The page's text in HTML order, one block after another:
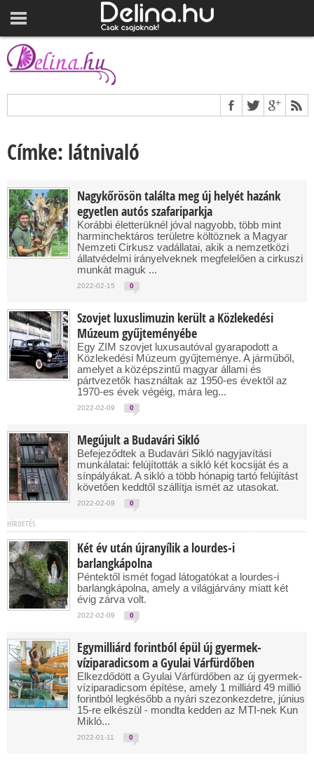
Címke: látnivaló
Nagykőrösön találta meg új helyét hazánk
egyetlen autós szafariparkja
Korábbi életterüknél jóval nagyobb, több mint
harminchektáros területre költöznek a Magyar
Nemzeti Cirkusz vadállatai, akik a nemzetközi
állatvédelmi irányelveknek megfelelően a cirkuszi
munkát maguk ...
2022-02-15 0
Szovjet luxuslimuzin került a Közlekedési
Múzeum gyűjteményébe
Egy ZIM szovjet luxusautóval gyarapodott a
Közlekedési Múzeum gyűjteménye. A járműből,
amelyet a középszintű magyar állami és
pártvezetők használtak az 1950-es évektől az
1970-es évek végéig, mára leg...
2022-02-09 0
Megújult a Budavári Sikló
Befejeződtek a Budavári Sikló nagyjavítási
munkálatai: felújították a sikló két kocsiját és a
sínpályákat. A sikló a több hónapig tartó felújítást
követően keddtől szállítja ismét az utasokat.
2022-02-09 0
HÍRDETÉS
Két év után újranyílik a lourdes-i
barlangkápolna
Péntektől ismét fogad látogatókat a lourdes-i
barlangkápolna, amely a világjárvány miatt két
évig zárva volt.
2022-02-09 0
Egymilliárd forintból épül új gyermek-
víziparadicsom a Gyulai Várfürdőben
Elkezdődött a Gyulai Várfürdőben az új gyermek-
víziparadicsom építése, amely 1 milliárd 49 millió
forintból legkésőbb a nyári szezonkezdetre, június
15-re elkészül - mondta kedden az MTI-nek Kun
Mikló...
2022-01-11 0